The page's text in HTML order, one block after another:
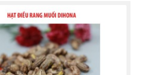
thì sao – họ lỡ nhận phải hàng dỡ, họ
bạn là đồ bạn biếu tặng dỡ quá
hề, không hề nói. Trong vấn đề này
nhưng...